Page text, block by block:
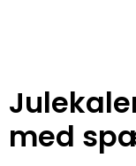
med